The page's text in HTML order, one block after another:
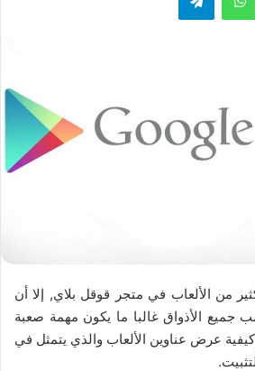
من الألعاب في متجر قوقل بلاي, إلا أن
جميع الأذواق غالبا ما يكون مهمة صعبة
كيفية عرض عناوين الألعاب والذي يتمثل في